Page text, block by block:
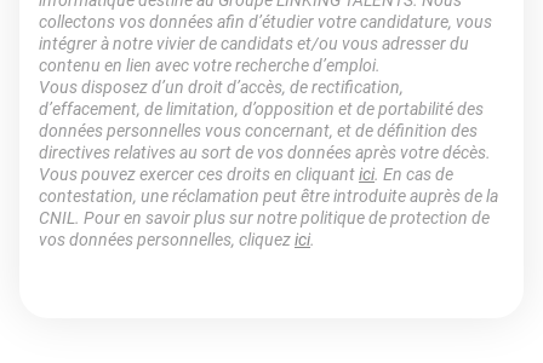
collectons vos données afin d’étudier votre candidature, vous
intégrer à notre vivier de candidats et/ou vous adresser du
contenu en lien avec votre recherche d’emploi.
Vous disposez d’un droit d’accès, de rectification,
d’effacement, de limitation, d’opposition et de portabilité des
données personnelles vous concernant, et de définition des
directives relatives au sort de vos données après votre décès.
Vous pouvez exercer ces droits en cliquantici. En cas de
contestation, une réclamation peut être introduite auprès de la
CNIL. Pour en savoir plus sur notre politique de protection de
vos données personnelles, cliquezici.